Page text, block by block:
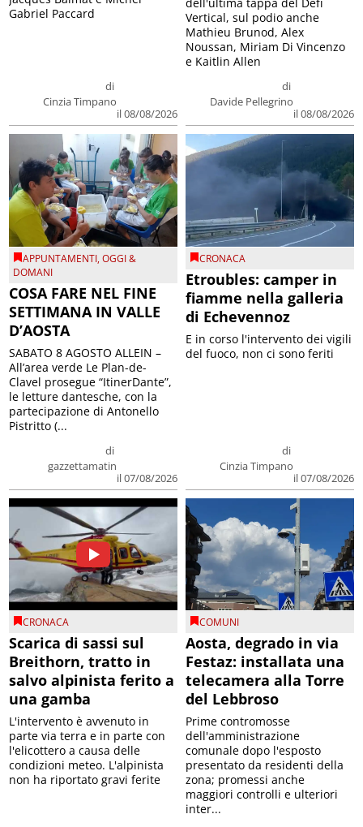
di
Cinzia Timpano
il 08/08/2026
Gabriel Paccard
di
Davide Pellegrino
il 08/08/2026
Vertical, sul podio anche
Mathieu Brunod, Alex
Noussan, Miriam Di Vincenzo
e Kaitlin Allen
APPUNTAMENTI,OGGI &
DOMANI
COSA FARE NEL FINE
SETTIMANA IN VALLE
D’AOSTA
di
gazzettamatin
il 07/08/2026
SABATO 8 AGOSTO ALLEIN –
All’area verde Le Plan-de-
Clavel prosegue “ItinerDante”,
le letture dantesche, con la
partecipazione di Antonello
Pistritto (...
CRONACA
Etroubles: camper in
fiamme nella galleria
di Echevennoz
di
Cinzia Timpano
il 07/08/2026
E in corso l'intervento dei vigili
del fuoco, non ci sono feriti
CRONACA
Scarica di sassi sul
Breithorn, tratto in
salvo alpinista ferito a
una gamba
L'intervento è avvenuto in
parte via terra e in parte con
l'elicottero a causa delle
condizioni meteo. L'alpinista
non ha riportato gravi ferite
COMUNI
Aosta, degrado in via
Festaz: installata una
telecamera alla Torre
del Lebbroso
Prime contromosse
dell'amministrazione
comunale dopo l'esposto
presentato da residenti della
zona; promessi anche
maggiori controlli e ulteriori
inter...